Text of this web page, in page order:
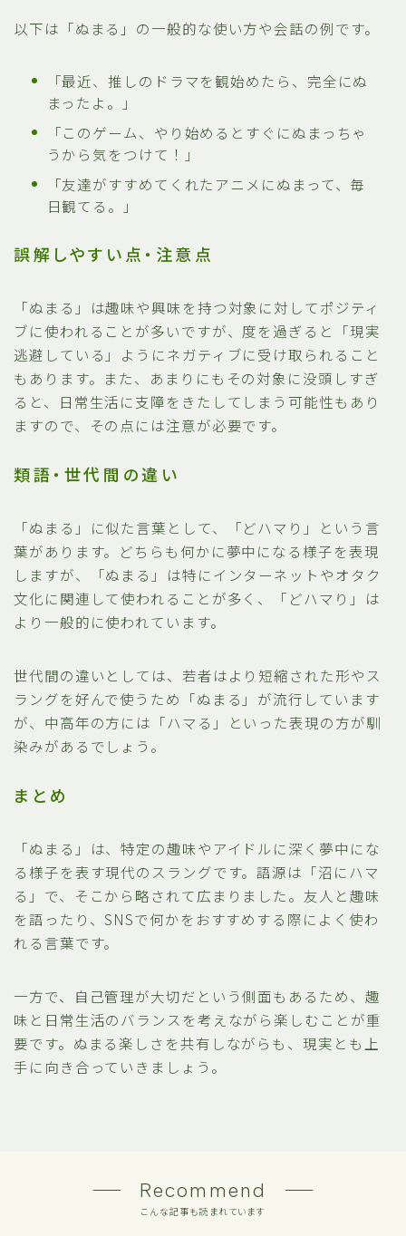
以下は「ぬまる」の一般的な使い方や会話の例です。
「最近、推しのドラマを観始めたら、完全にぬ
まったよ。」
「このゲーム、やり始めるとすぐにぬまっちゃ
うから気をつけて！」
「友達がすすめてくれたアニメにぬまって、毎
日観てる。」
誤解しやすい点・注意点
「ぬまる」は趣味や興味を持つ対象に対してポジティ
ブに使われることが多いですが、度を過ぎると「現実
逃避している」ようにネガティブに受け取られること
もあります。また、あまりにもその対象に没頭しすぎ
ると、日常生活に支障をきたしてしまう可能性もあり
ますので、その点には注意が必要です。
類語・世代間の違い
「ぬまる」に似た言葉として、「どハマり」という言
葉があります。どちらも何かに夢中になる様子を表現
しますが、「ぬまる」は特にインターネットやオタク
文化に関連して使われることが多く、「どハマり」は
より一般的に使われています。
世代間の違いとしては、若者はより短縮された形やス
ラングを好んで使うため「ぬまる」が流行しています
が、中高年の方には「ハマる」といった表現の方が馴
染みがあるでしょう。
まとめ
「ぬまる」は、特定の趣味やアイドルに深く夢中にな
る様子を表す現代のスラングです。語源は「沼にハマ
る」で、そこから略されて広まりました。友人と趣味
を語ったり、SNSで何かをおすすめする際によく使わ
れる言葉です。
一方で、自己管理が大切だという側面もあるため、趣
味と日常生活のバランスを考えながら楽しむことが重
要です。ぬまる楽しさを共有しながらも、現実とも上
手に向き合っていきましょう。
Recommend
こんな記事も読まれています